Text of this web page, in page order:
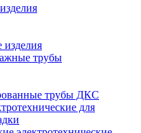
трубы
трубы ДКС
для